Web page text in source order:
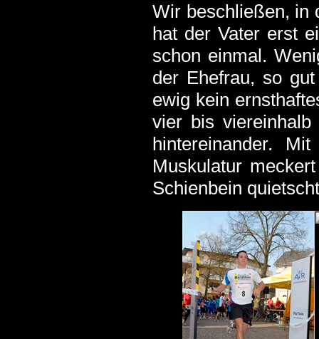
Wir beschließen, in
hat der Vater erst
schon einmal.
der Ehefrau, so
ewig kein
vier bis
hintereinander.
Muskulatur
Schienbein